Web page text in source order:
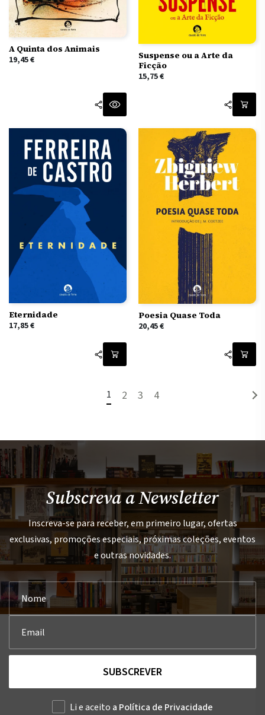
A Quinta dos Animais
19,45€
Suspense ou a Arte da
Ficção
15,75€
Eternidade
17,85€
Poesia Quase Toda
20,45€
1 2 3 4
Subscreva a Newsletter
Inscreva-se para receber, em primeiro lugar, ofertas
exclusivas, promoções especiais, próximas coleções, eventos
e outras novidades.
SUBSCREVER
Li e aceito a Política de Privacidade